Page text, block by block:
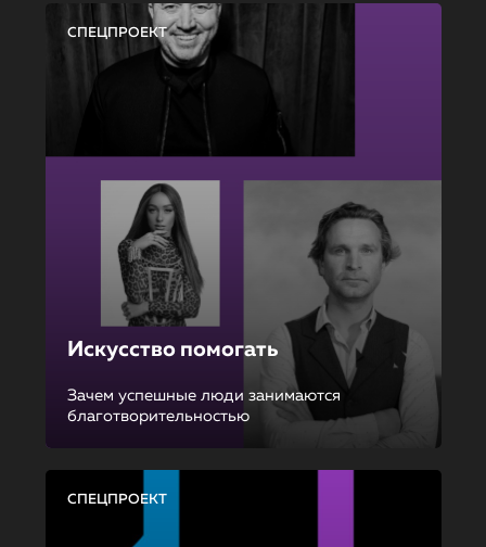
СПЕЦПРОЕКТ
Искусство помогать
Зачем успешные люди занимаются
благотворительностью
СПЕЦПРОЕКТ